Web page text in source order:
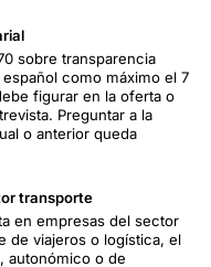
sobre transparencia
como máximo el 7
figurar en la oferta o
Preguntar a la
o anterior queda
transporte
en empresas del sector
de viajeros o logística, el
autonómico o de